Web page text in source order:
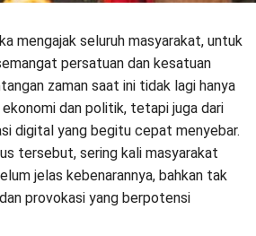
mengajak seluruh masyarakat, untuk
persatuan dan kesatuan
zaman saat ini tidak lagi hanya
dan politik, tetapi juga dari
digital yang begitu cepat menyebar.
tersebut, sering kali masyarakat
jelas kebenarannya, bahkan tak
provokasi yang berpotensi